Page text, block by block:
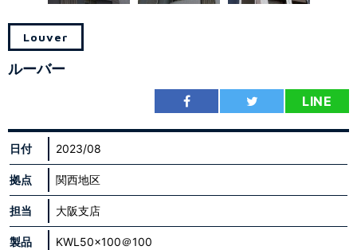
Louver
ルーバー
LINE
日付 2023/08
拠点 関西地区
担当 大阪支店
製品 KWL50×100＠100